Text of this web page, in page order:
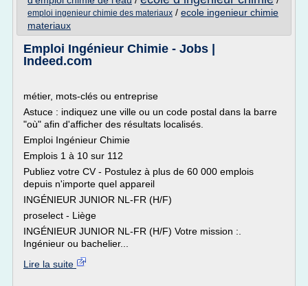
emploi ingenieur chimie des materiaux / ecole ingenieur chimie
materiaux
Emploi Ingénieur Chimie - Jobs |
Indeed.com
métier, mots-clés ou entreprise
Astuce : indiquez une ville ou un code postal dans la barre
"où" afin d'afficher des résultats localisés.
Emploi Ingénieur Chimie
Emplois 1 à 10 sur 112
Publiez votre CV - Postulez à plus de 60 000 emplois
depuis n'importe quel appareil
INGÉNIEUR JUNIOR NL-FR (H/F)
proselect - Liège
INGÉNIEUR JUNIOR NL-FR (H/F) Votre mission :.
Ingénieur ou bachelier...
Lire la suite